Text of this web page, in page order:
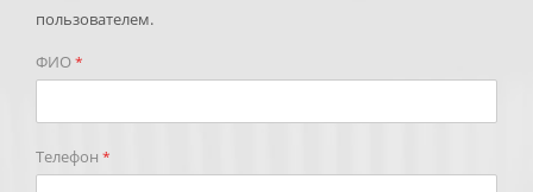
пользователем.
ФИО*
Телефон *